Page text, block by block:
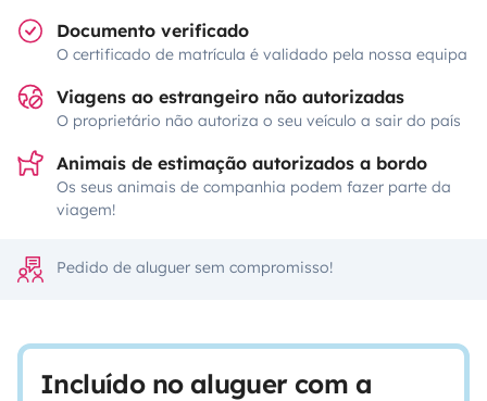
Documento verificado
O certificado de matrícula é validado pela nossa equipa
Viagens ao estrangeiro não autorizadas
O proprietário não autoriza o seu veículo a sair do país
Animais de estimação autorizados a bordo
Os seus animais de companhia podem fazer parte da
viagem!
Pedido de aluguer sem compromisso!
Incluído no aluguer com a